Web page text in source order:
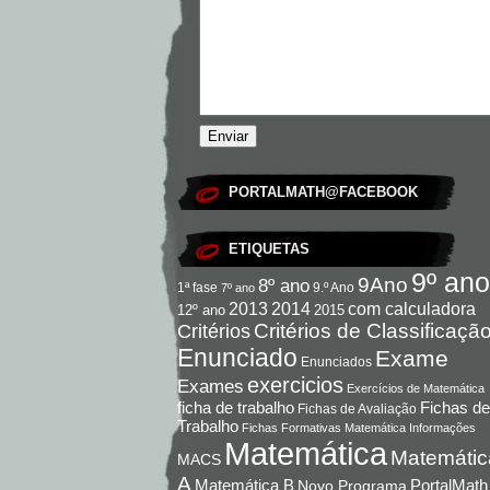
PORTALMATH@FACEBOOK
ETIQUETAS
1ª fase 7º ano 8º ano 9.º Ano 9Ano 9º ano
12º ano 2013 2014 2015 com calculadora
Critérios Critérios de
Enunciado Enunciados Exame
Exames exercicios Exercícios de Matemática
ficha de trabalho Fichas de Avaliação Fichas de
Trabalho Fichas Formativas Matemática Informações
MACS Matemática
A Matemática B Novo Programa PortalMath